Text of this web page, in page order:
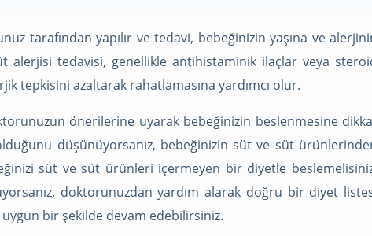
ile sık sık görüşmek de doğru yol izlemenize
ilk doğduklarında yumuşak bir cilde ve kıkırdak
yapıya sahip olarak doğarlar. Kafatasları bile
hassas olduğundan anne ve babalar da daha bir
Kafanın hemen üst kısmında bulunan ufak bir
Bebeklerin bu denli kemiklerinin yumuşak
doğmaları doğumu kolaylaştırmak içindir. Tam
ve bu kemikler zaman geçtikçe sağlamlaşır
tarafından yapılır ve tedavi, bebeğinizin yaşına ve
alerjisi tedavisi, genellikle antihistaminik ilaçlar veya
tepkisini azaltarak rahatlamasına yardımcı olur.
önerilerine uyarak bebeğinizin beslenmesine
düşünüyorsanız, bebeğinizin süt ve süt
süt ve süt ürünleri içermeyen bir diyetle
doktorunuzdan yardım alarak doğru bir diyet
bir şekilde devam edebilirsiniz.